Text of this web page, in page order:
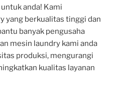
anda! Kami
yang berkualitas tinggi dan
banyak pengusaha
mesin laundry kami anda
produksi, mengurangi
kualitas layanan